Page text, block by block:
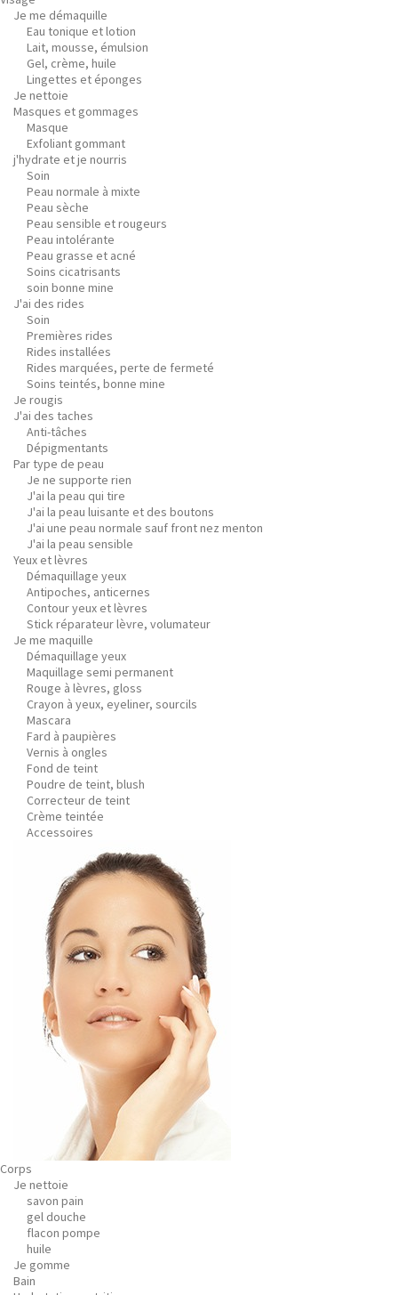
Je me démaquille
Eau tonique et lotion
Lait, mousse, émulsion
Gel, crème, huile
Lingettes et éponges
Je nettoie
Masques et gommages
Masque
Exfoliant gommant
j'hydrate et je nourris
Soin
Peau normale à mixte
Peau sèche
Peau sensible et rougeurs
Peau intolérante
Peau grasse et acné
Soins cicatrisants
soin bonne mine
J'ai des rides
Soin
Premières rides
Rides installées
Rides marquées, perte de fermeté
Soins teintés, bonne mine
Je rougis
J'ai des taches
Anti-tâches
Dépigmentants
Par type de peau
Je ne supporte rien
J'ai la peau qui tire
J'ai la peau luisante et des boutons
J'ai une peau normale sauf front nez menton
J'ai la peau sensible
Yeux et lèvres
Démaquillage yeux
Antipoches, anticernes
Contour yeux et lèvres
Stick réparateur lèvre, volumateur
Je me maquille
Démaquillage yeux
Maquillage semi permanent
Rouge à lèvres, gloss
Crayon à yeux, eyeliner, sourcils
Mascara
Fard à paupières
Vernis à ongles
Fond de teint
Poudre de teint, blush
Correcteur de teint
Crème teintée
Accessoires
Corps
Je nettoie
savon pain
gel douche
flacon pompe
huile
Je gomme
Bain